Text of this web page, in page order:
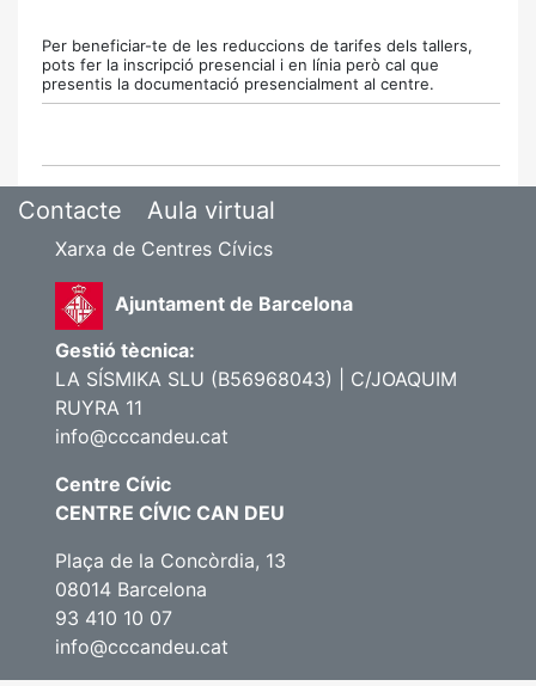
Per beneficiar-te de les reduccions de tarifes dels tallers,
pots fer la inscripció presencial i en línia però cal que
presentis la documentació presencialment al centre.
Contacte Aula virtual
Xarxa de Centres Cívics
Ajuntament de Barcelona
Gestió tècnica:
LA SÍSMIKA SLU (B56968043) | C/JOAQUIM
RUYRA 11
info@cccandeu.cat
Centre Cívic
CENTRE CÍVIC CAN DEU
Plaça de la Concòrdia, 13
08014 Barcelona
93 410 10 07
info@cccandeu.cat